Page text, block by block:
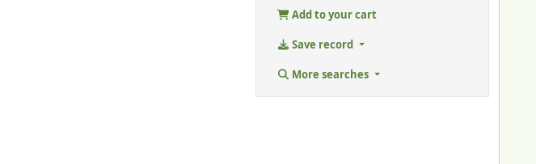
Add to your cart
Save record
More searches